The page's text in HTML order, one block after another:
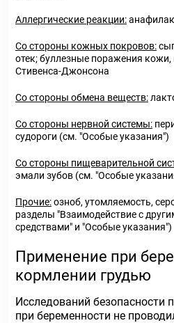
Аллергические реакции:
Со стороны кожных покровов:
отек; буллезные поражения
Стивенса-Джонсона
Со стороны обмена веществ:
Со стороны нервной системы:
судороги (см. "Особые указания")
Со стороны пищеварительной
эмали зубов (см. "Особые
Прочие:озноб, утомляемость,
разделы "Взаимодействие с
средствами" и "Особые указания")
Применение при
кормлении грудью
Исследований безопасности
при беременности не